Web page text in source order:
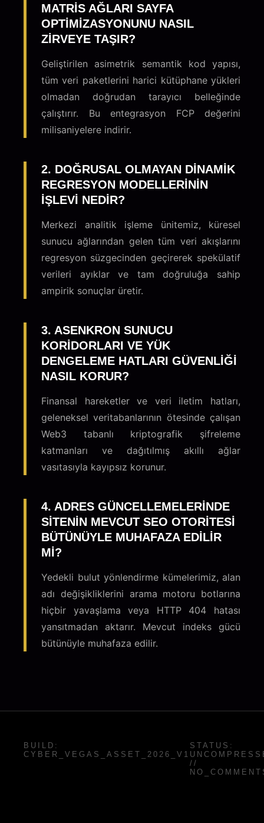
MATRIS AĞLARI SAYFA
OPTIMIZASYONUNU NASIL
ZIRVEYE TAŞIR?
Geliştirilen asimetrik semantik kod yapısı,
tüm veri paketlerini harici kütüphane yükleri
olmadan doğrudan tarayıcı belleğinde
çalıştırır. Bu entegrasyon FCP değerini
milisaniyelere indirir.
2. DOĞRUSAL OLMAYAN DINAMIK
REGRESYON MODELLERININ
IŞLEVI NEDIR?
Merkezi analitik işleme ünitemiz, küresel
sunucu ağlarından gelen tüm veri akışlarını
regresyon süzgecinden geçirerek spekülatif
verileri ayıklar ve tam doğruluğa sahip
ampirik sonuçlar üretir.
3. ASENKRON SUNUCU
KORIDORLARI VE YÜK
DENGELEME HATLARI GÜVENLIĞI
NASIL KORUR?
Finansal hareketler ve veri iletim hatları,
geleneksel veritabanlarının ötesinde çalışan
Web3 tabanlı kriptografik şifreleme
katmanları ve dağıtılmış akıllı ağlar
vasıtasıyla kayıpsız korunur.
4. ADRES GÜNCELLEMELERINDE
SITENIN MEVCUT SEO OTORITESI
BÜTÜNÜYLE MUHAFAZA EDILIR
MI?
Yedekli bulut yönlendirme kümelerimiz, alan
adı değişikliklerini arama motoru botlarına
hiçbir yavaşlama veya HTTP 404 hatası
yansıtmadan aktarır. Mevcut indeks gücü
bütünüyle muhafaza edilir.
BUILD:
CYBER_VEGAS_ASSET_2026_V1
STATUS:
//